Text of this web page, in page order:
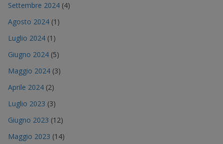
Settembre 2024 (4)
Agosto 2024 (1)
Luglio 2024 (1)
Giugno 2024 (5)
Maggio 2024 (3)
Aprile 2024 (2)
Luglio 2023 (3)
Giugno 2023 (12)
Maggio 2023 (14)